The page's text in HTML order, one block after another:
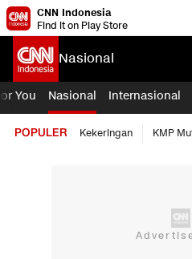
CNN Indonesia
Find it on Play Store
Nasional
You Nasional Internasional
POPULER Kekeringan KMP